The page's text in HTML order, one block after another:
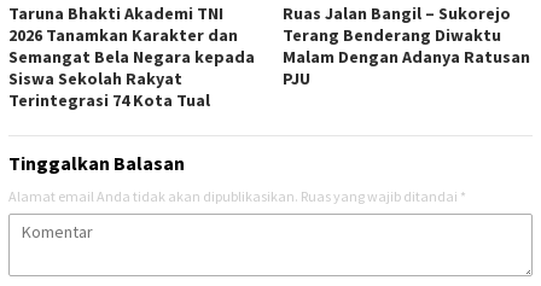
Taruna Bhakti Akademi TNI
2026 Tanamkan Karakter dan
Semangat Bela Negara kepada
Siswa Sekolah Rakyat
Terintegrasi 74 Kota Tual
Ruas Jalan Bangil – Sukorejo
Terang Benderang Diwaktu
Malam Dengan Adanya Ratusan
PJU
Tinggalkan Balasan
Alamat email Anda tidak akan dipublikasikan. Ruas yang wajib ditandai *